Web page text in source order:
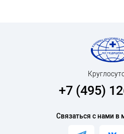
+7 (495)
Связаться с нами в